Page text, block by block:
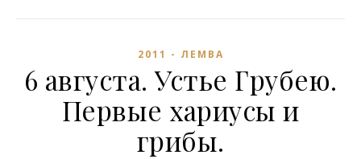
2011 - ЛЕМВА
6 августа. Устье Грубею.
Первые хариусы и
грибы.